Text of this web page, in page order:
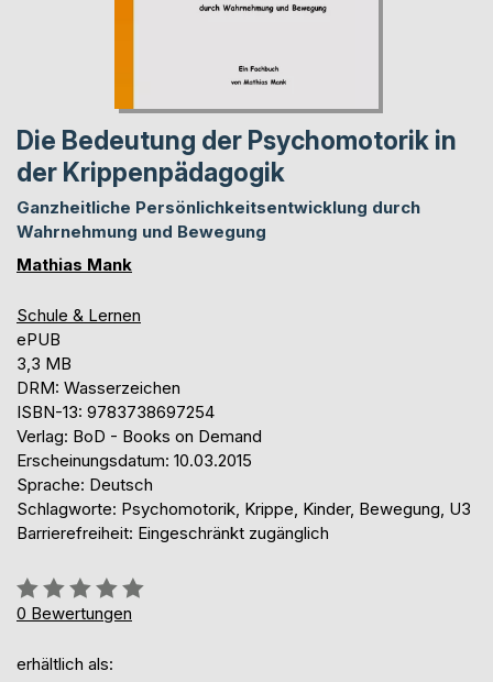
Die Bedeutung der Psychomotorik in
der Krippenpädagogik
Ganzheitliche Persönlichkeitsentwicklung durch
Wahrnehmung und Bewegung
Mathias Mank
Schule & Lernen
ePUB
3,3 MB
DRM: Wasserzeichen
ISBN-13: 9783738697254
Verlag: BoD - Books on Demand
Erscheinungsdatum: 10.03.2015
Sprache: Deutsch
Schlagworte: Psychomotorik, Krippe, Kinder, Bewegung, U3
Barrierefreiheit: Eingeschränkt zugänglich
Bewertung::
0%
0 Bewertungen
erhältlich als: